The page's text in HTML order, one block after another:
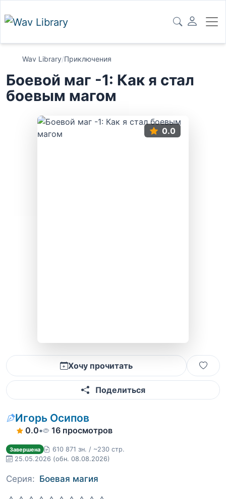
Wav Library/Приключения
Боевой маг -1: Как я стал
боевым магом
0.0
Хочу прочитать
Поделиться
Игорь Осипов
0.0• 16 просмотров
Завершена
610 871 зн. / ~230 стр.
25.05.2026 (обн. 08.08.2026)
Серия: Боевая магия